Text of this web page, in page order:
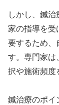
しかし、鍼
家の指導を受
要するため、
す。専門家は
択や施術頻度
鍼治療のポイ